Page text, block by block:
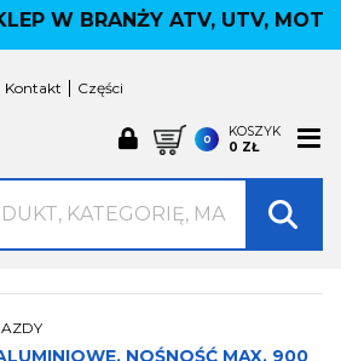
W BRANŻY ATV, UTV,
Kontakt Części
0
KOSZYK
0 ZŁ
PRODUKTÓW ×
ROBOROCK
NOŚNOŚĆ MAX. 900